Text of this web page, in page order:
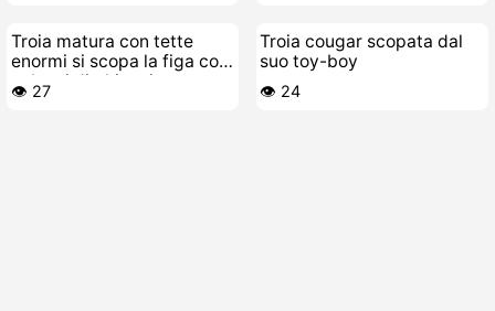
Troia matura con tette
enormi si scopa la figa coi
cubetti di ghiaccio
👁️ 27
Troia cougar scopata dal
suo toy-boy
👁️ 24